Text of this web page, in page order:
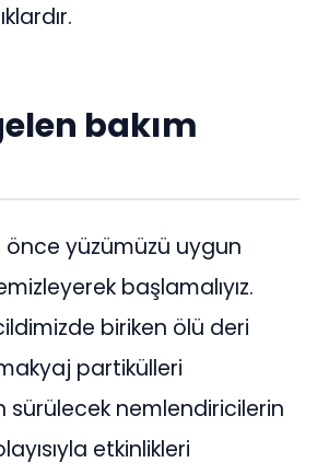
bakım
önce yüzümüzü uygun
başlamalıyız.
biriken ölü deri
partikülleri
sürülecek nemlendiricilerin
etkinlikleri